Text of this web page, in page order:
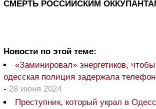
СМЕРТЬ РОССИЙСКИМ
Новости по этой теме:
«Заминировал» энергетиков,
одесская полиция задержала
- 28 июня 2024
Преступник, который украл в